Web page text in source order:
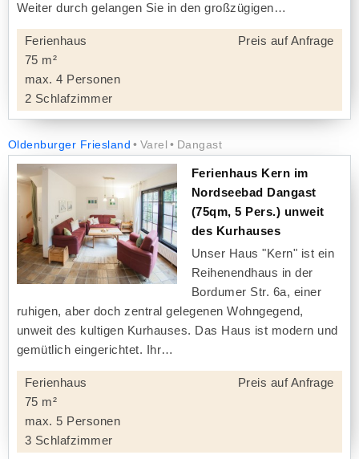
Weiter durch gelangen Sie in den großzügigen
Ferienhaus
75 m²
max. 4 Personen
2 Schlafzimmer
Preis auf Anfrage
Oldenburger Friesland Varel Dangast
Ferienhaus Kern im
Nordseebad Dangast
(75qm, 5 Pers.) unweit
des Kurhauses
Unser Haus "Kern" ist ein
Reihenendhaus in der
Bordumer Str. 6a, einer
ruhigen, aber doch zentral gelegenen Wohngegend,
unweit des kultigen Kurhauses. Das Haus ist modern und
gemütlich eingerichtet. Ihr
Ferienhaus
75 m²
max. 5 Personen
3 Schlafzimmer
Preis auf Anfrage